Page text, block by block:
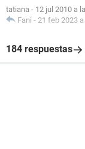
tatiana - 12 jul 2010 a
Fani - 21 feb 2023 a
184 respuestas